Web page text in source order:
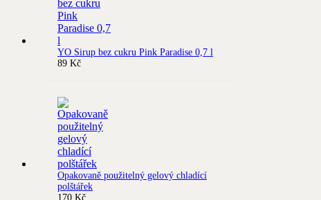
YO Sirup bez cukru Pink Paradise 0,7 l
89 Kč
Opakovaně použitelný gelový chladící
polštářek
170 Kč